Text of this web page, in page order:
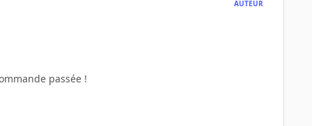
AUTEUR
passée !